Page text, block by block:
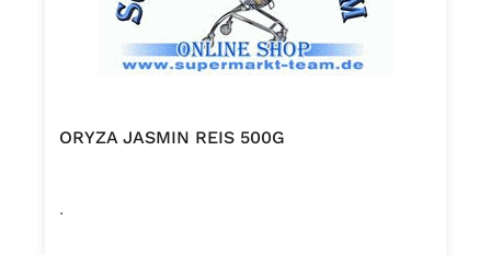
ORYZA JASMIN REIS 500G
.